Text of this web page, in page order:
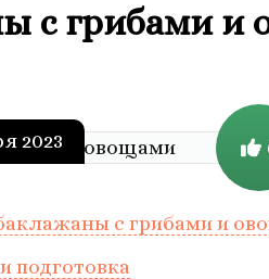
с грибами
2023
с грибами и
подготовка